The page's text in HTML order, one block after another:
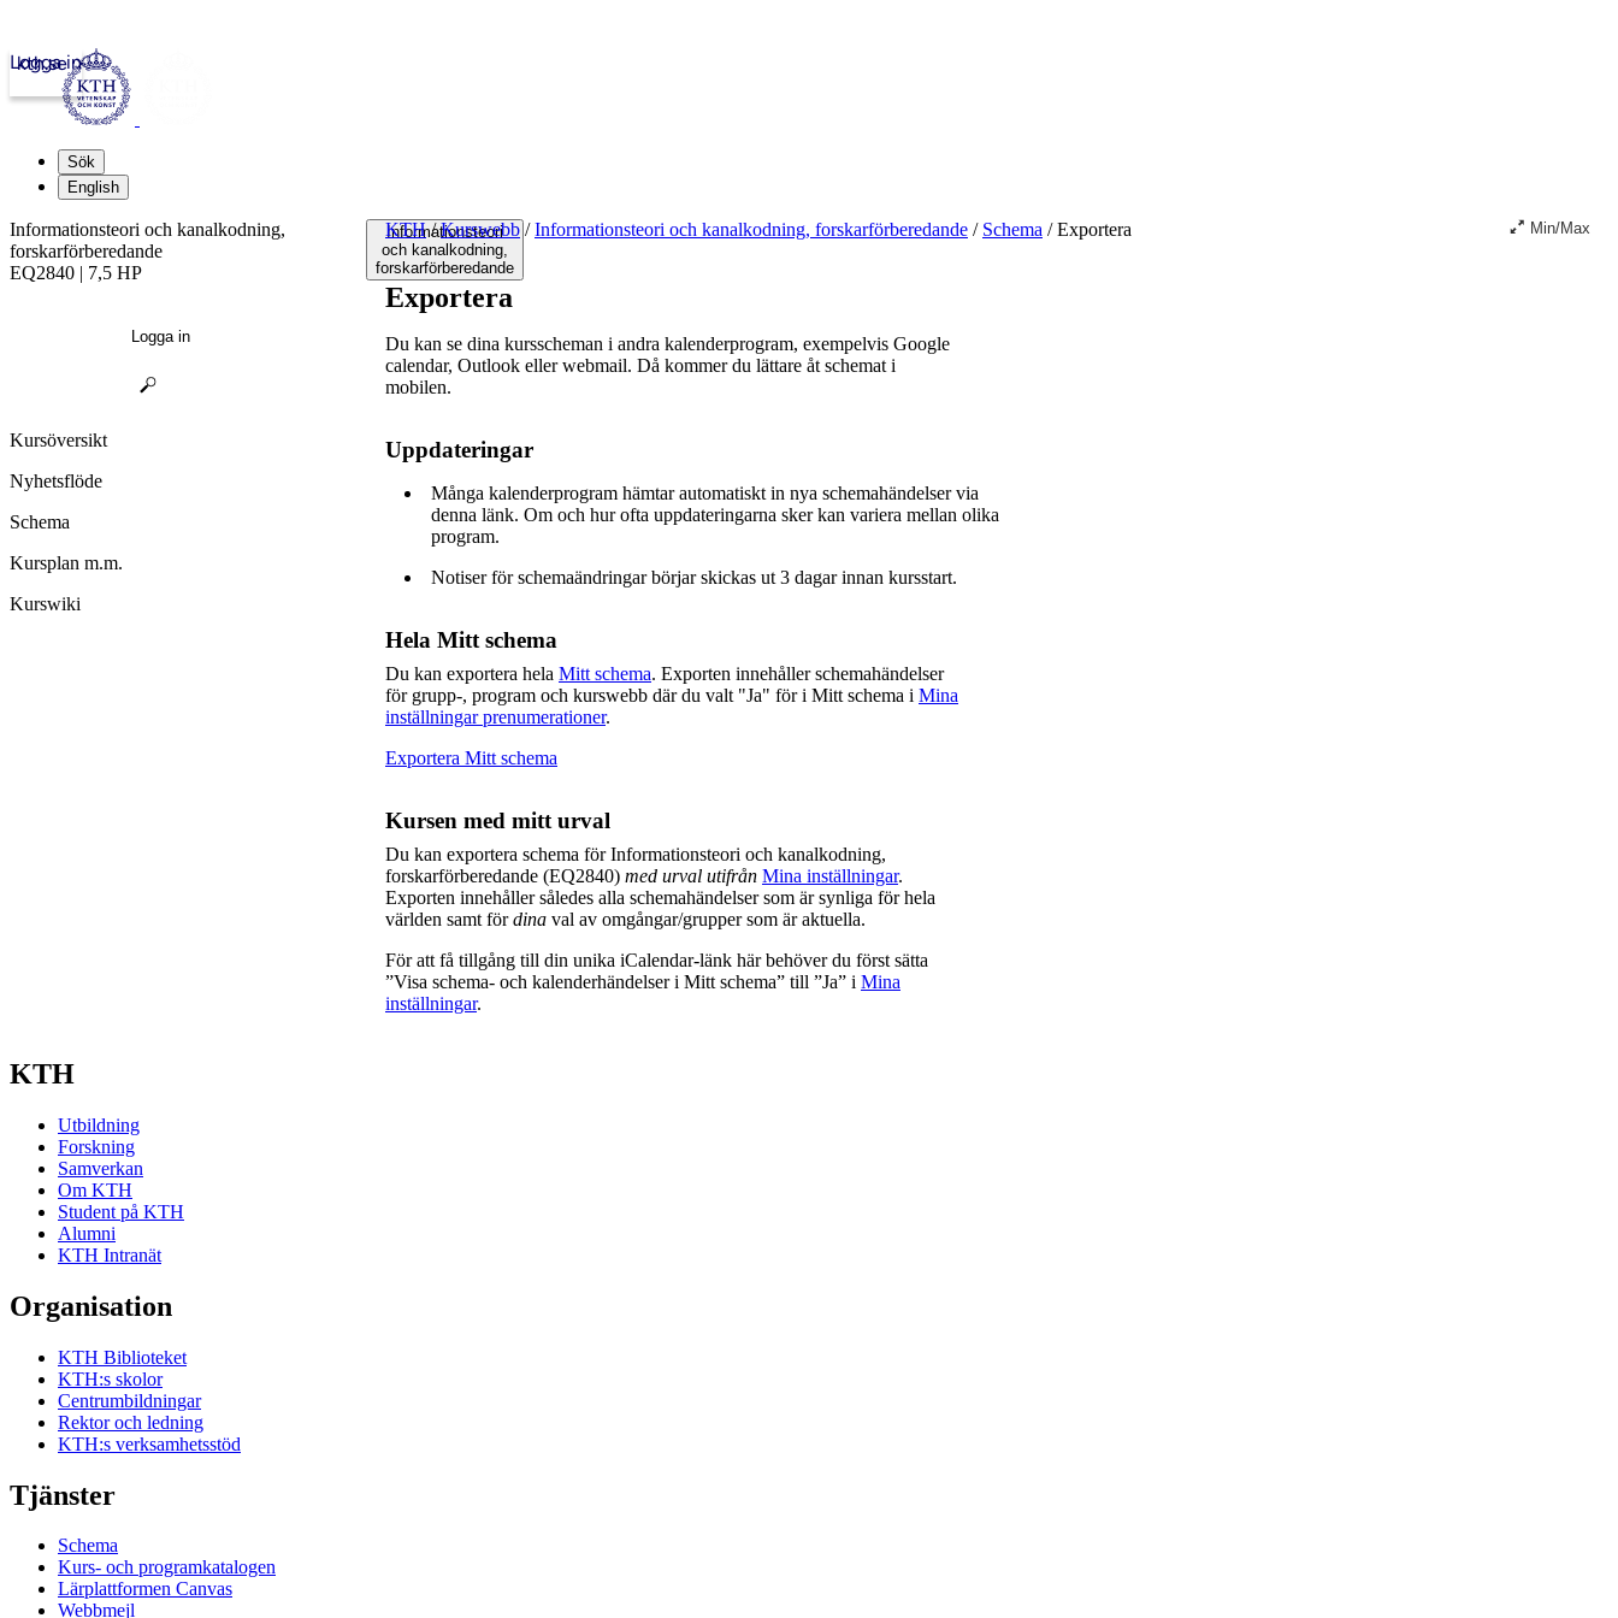
kth.se
Logga in
Sök
English
Informationsteori
och kanalkodning,
forskarförberedande
KTH / Kurswebb / Informationsteori och kanalkodning, forskarförberedande / Schema /Exportera Min/Max
Exportera
Du kan se dina kursscheman i andra kalenderprogram, exempelvis Google
calendar, Outlook eller webmail. Då kommer du lättare åt schemat i
mobilen.
Uppdateringar
Många kalenderprogram hämtar automatiskt in nya schemahändelser via
denna länk. Om och hur ofta uppdateringarna sker kan variera mellan olika
program.
Notiser för schemaändringar börjar skickas ut 3 dagar innan kursstart.
Hela Mitt schema
Du kan exportera hela Mitt schema. Exporten innehåller schemahändelser
för grupp-, program och kurswebb där du valt "Ja" för i Mitt schema i Mina
inställningar prenumerationer.
Exportera Mitt schema
Kursen med mitt urval
Du kan exportera schema för Informationsteori och kanalkodning,
forskarförberedande (EQ2840) med urval utifrån Mina inställningar.
Exporten innehåller således alla schemahändelser som är synliga för hela
världen samt fördina val av omgångar/grupper som är aktuella.
För att få tillgång till din unika iCalendar-länk här behöver du först sätta
”Visa schema- och kalenderhändelser i Mitt schema” till ”Ja” i Mina
inställningar.
Informationsteori och kanalkodning,
forskarförberedande
EQ2840 | 7,5 HP
Logga in
Kursöversikt
Nyhetsflöde
Schema
Kursplan m.m.
Kurswiki
KTH
Utbildning
Forskning
Samverkan
Om KTH
Student på KTH
Alumni
KTH Intranät
Organisation
KTH Biblioteket
KTH:s skolor
Centrumbildningar
Rektor och ledning
KTH:s verksamhetsstöd
Tjänster
Schema
Kurs- och programkatalogen
Lärplattformen Canvas
Webbmejl